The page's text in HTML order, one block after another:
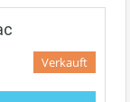
Verkauft